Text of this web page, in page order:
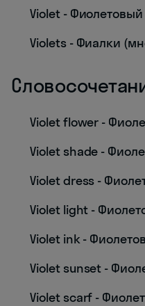
Violet - Фиолетовый
Violets - Фиалки
Violet flower -
Violet shade -
Violet dress -
Violet light -
Violet ink -
Violet sunset -
Violet scarf -